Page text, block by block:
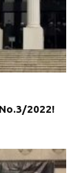
2022!